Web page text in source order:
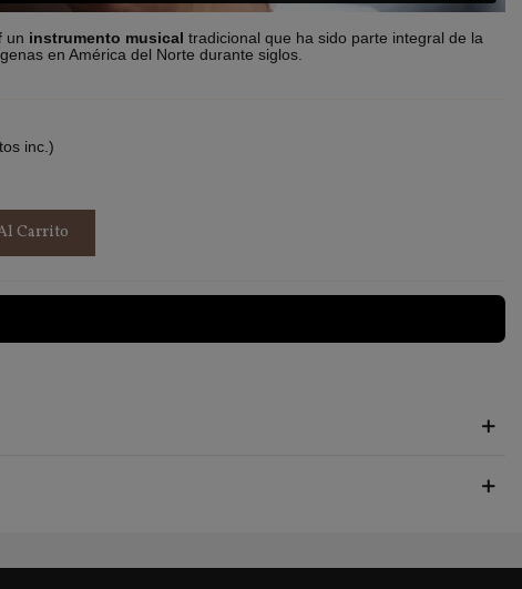
un instrumento musical tradicional que ha sido parte integral de la
en América del Norte durante siglos.
inc.)
Carrito